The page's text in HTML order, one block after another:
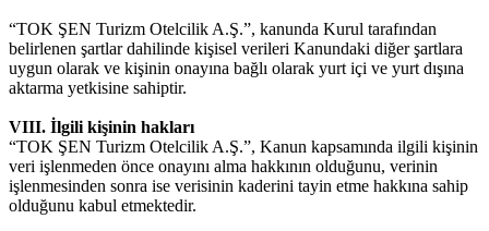
“TOK ŞEN Turizm Otelcilik A.Ş.”, kanunda Kurul tarafından
belirlenen şartlar dahilinde kişisel verileri Kanundaki diğer şartlara
uygun olarak ve kişinin onayına bağlı olarak yurt içi ve yurt dışına
aktarma yetkisine sahiptir.
VIII. İlgili kişinin hakları
“TOK ŞEN Turizm Otelcilik A.Ş.”, Kanun kapsamında ilgili kişinin
veri işlenmeden önce onayını alma hakkının olduğunu, verinin
işlenmesinden sonra ise verisinin kaderini tayin etme hakkına sahip
olduğunu kabul etmektedir.